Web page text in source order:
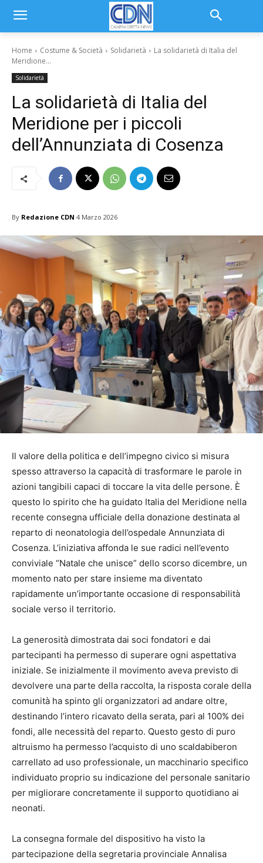
Home Costume & Società Solidarietà
La solidarietà di Italia del
Meridione...
Solidarietà
La solidarietà di Italia del
Meridione per i piccoli
dell’Annunziata di Cosenza
By Redazione CDN 4 Marzo 2026
Il valore della politica e dell’impegno civico si misura
spesso attraverso la capacità di trasformare le parole in
azioni tangibili capaci di toccare la vita delle persone. È
questo lo spirito che ha guidato Italia del Meridione nella
recente consegna ufficiale della donazione destinata al
reparto di neonatologia dell’ospedale Annunziata di
Cosenza. L’iniziativa affonda le sue radici nell’evento
conviviale “Natale che unisce” dello scorso dicembre, un
momento nato per stare insieme ma diventato
rapidamente un’importante occasione di responsabilità
sociale verso il territorio.
La generosità dimostrata dai soci fondatori e dai
partecipanti ha permesso di superare ogni aspettativa
iniziale. Se inizialmente il movimento aveva previsto di
devolvere una parte della raccolta, la risposta corale della
comunità ha spinto gli organizzatori ad andare oltre,
destinando l’intero ricavato della serata, pari al 100% dei
fondi, alle necessità del reparto. Questo gesto di puro
altruismo ha permesso l’acquisto di uno scaldabiberon
carrellato ad uso professionale, un macchinario specifico
individuato proprio su indicazione del personale sanitario
per migliorare concretamente il supporto quotidiano ai
neonati.
La consegna formale del dispositivo ha visto la
partecipazione della segretaria provinciale Annalisa